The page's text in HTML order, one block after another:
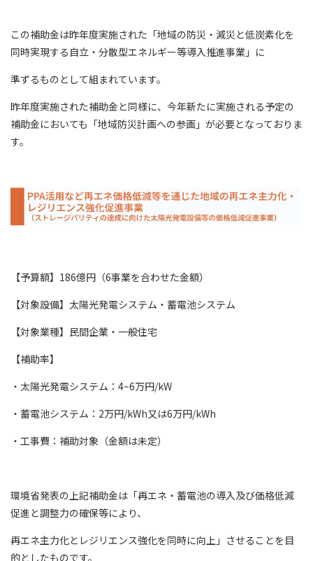
この補助金は昨年度実施された「地域の防災・減災と低炭素化を
同時実現する自立・分散型エネルギー等導入推進事業」に
準ずるものとして組まれています。
昨年度実施された補助金と同様に、今年新たに実施される予定の
補助金においても「地域防災計画への参画」が必要となっておりま
す。
【予算額】186億円（6事業を合わせた金額）
【対象設備】太陽光発電システム・蓄電池システム
【対象業種】民間企業・一般住宅
【補助率】
・太陽光発電システム：4~6万円/kW
・蓄電池システム：2万円/kWh又は6万円/kWh
・工事費：補助対象（金額は未定）
環境省発表の上記補助金は「再エネ・蓄電池の導入及び価格低減
促進と調整力の確保等により、
再エネ主力化とレジリエンス強化を同時に向上」させることを目
的としたものです。